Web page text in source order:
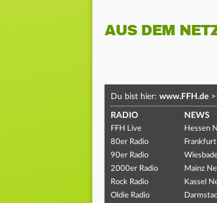
AUS DEM
Du bist hier: www.FFH.de
RADIO
FFH Live
80er Radio
90er Radio
2000er Radio
Rock Radio
Oldie Radio
NEWS
Hessen
Mainz
Kassel